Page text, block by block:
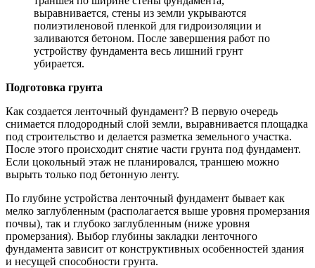
выравнивается, стены из земли укрываются
полиэтиленовой пленкой для гидроизоляции и
заливаются бетоном. После завершения работ по
устройству фундамента весь лишний грунт
убирается.
Подготовка грунта
Как создается ленточный фундамент? В первую очередь
снимается плодородный слой земли, выравнивается площадка
под строительство и делается разметка земельного участка.
После этого происходит снятие части грунта под фундамент.
Если цокольный этаж не планировался, траншею можно
вырыть только под бетонную ленту.
По глубине устройства ленточный фундамент бывает как
мелко заглубленным (располагается выше уровня промерзания
почвы), так и глубоко заглубленным (ниже уровня
промерзания). Выбор глубины закладки ленточного
фундамента зависит от конструктивных особенностей здания
и несущей способности грунта.